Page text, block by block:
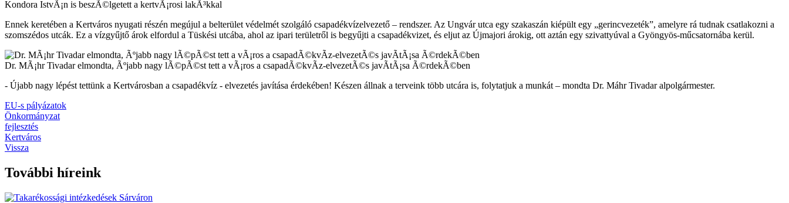
Kondora IstvÃ¡n is beszÃ©lgetett a kertvÃ¡rosi lakÃ³kkal
Ennek keretében a Kertváros nyugati részén megújul a belterület védelmét szolgáló csapadékvízelvezető – rendszer. Az Ungvár utca egy szakaszán kiépült egy „gerincvezeték”, amelyre rá tudnak csatlakozni a
szomszédos utcák. Ez a vízgyűjtő árok elfordul a Tüskési utcába, ahol az ipari területről is begyűjti a csapadékvizet, és eljut az Újmajori árokig, ott aztán egy szivattyúval a Gyöngyös-műcsatornába kerül.
Dr. MÃ¡hr Tivadar elmondta, Ãºjabb nagy lÃ©pÃ©st tett a vÃ¡ros a csapadÃ©kvÃ­z-elvezetÃ©s javÃ­tÃ¡sa Ã©rdekÃ©ben
- Újabb nagy lépést tettünk a Kertvárosban a csapadékvíz - elvezetés javítása érdekében! Készen állnak a terveink több utcára is, folytatjuk a munkát – mondta Dr. Máhr Tivadar alpolgármester.
EU-s pályázatok
Önkormányzat
fejlesztés
Kertváros
Vissza
További híreink